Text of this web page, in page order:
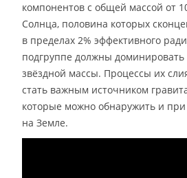
компонентов с общей массой от
Солнца, половина которых
в пределах 2% эффективного
подгруппе должны
звёздной массы. Процессы их
стать важным источником
которые можно обнаружить и
на Земле.